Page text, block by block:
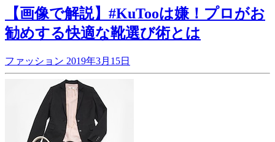
【画像で解説】#KuTooは嫌！プロがお
勧めする快適な靴選び術とは
ファッション 2019年3月15日